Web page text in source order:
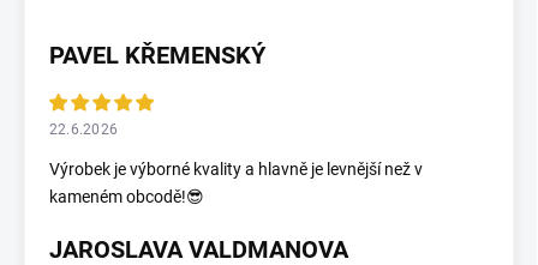
PAVEL KŘEMENSKÝ
22.6.2026
Výrobek je výborné kvality a hlavně je levnější než v
kameném obcodě!😎
JAROSLAVA VALDMANOVA